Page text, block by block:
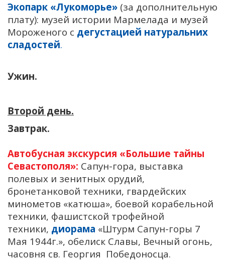
Экопарк «Лукоморье» (за дополнительную
плату): музей истории Мармелада и музей
Мороженого с дегустацией натуральних
сладостей.
Ужин.
Второй день.
Завтрак.
Автобусная экскурсия «Большие тайны
Севастополя»: Сапун-гора, выставка
полевых и зенитных орудий,
бронетанковой техники, гвардейских
минометов «катюша», боевой корабельной
техники, фашистской трофейной
техники, диорама «Штурм Сапун-горы 7
Мая 1944г.», обелиск Славы, Вечный огонь,
часовня св. Георгия Победоносца.